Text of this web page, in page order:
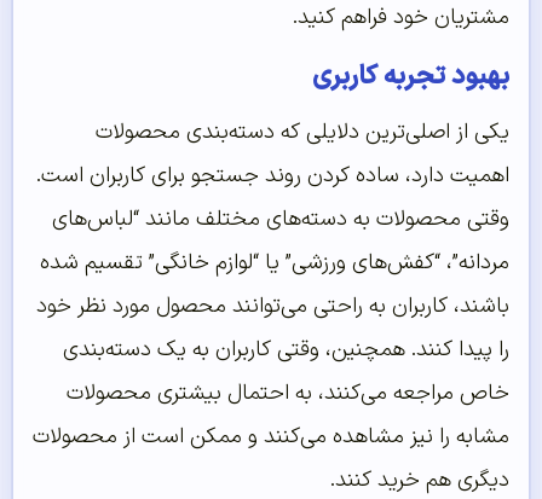
مشتریان خود فراهم کنید.
بهبود تجربه کاربری
یکی از اصلی‌ترین دلایلی که دسته‌بندی محصولات
اهمیت دارد، ساده کردن روند جستجو برای کاربران است.
وقتی محصولات به دسته‌های مختلف مانند “لباس‌های
مردانه”، “کفش‌های ورزشی” یا “لوازم خانگی” تقسیم شده
باشند، کاربران به راحتی می‌توانند محصول مورد نظر خود
را پیدا کنند. همچنین، وقتی کاربران به یک دسته‌بندی
خاص مراجعه می‌کنند، به احتمال بیشتری محصولات
مشابه را نیز مشاهده می‌کنند و ممکن است از محصولات
دیگری هم خرید کنند.